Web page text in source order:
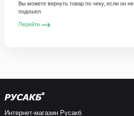
Вы можете вернуть товар по чеку, если он не
подошел
Перейти
Интернет-магазин Русакб